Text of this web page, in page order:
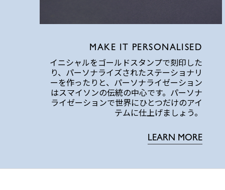
MAKE IT PERSONALISED
イニシャルをゴールドスタンプで刻印した
り、パーソナライズされたステーショナリ
ーを作ったりと、パーソナライゼーション
はスマイソンの伝統の中心です。パーソナ
ライゼーションで世界にひとつだけのアイ
テムに仕上げましょう。
LEARN MORE